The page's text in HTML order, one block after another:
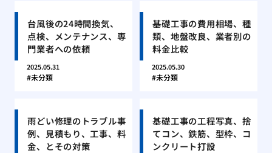
台風後の24時間換気、
点検、メンテナンス、専
門業者への依頼
2025.05.31
未分類
基礎工事の費用相場、種
類、地盤改良、業者別の
料金比較
2025.05.30
未分類
雨どい修理のトラブル事
例、見積もり、工事、料
金、とその対策
基礎工事の工程写真、捨
てコン、鉄筋、型枠、コ
ンクリート打設